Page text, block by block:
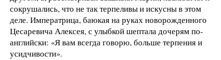
сокрушались, что не так терпеливы и искусны в этом
деле. Императрица, баюкая на руках новорожденного
Цесаревича Алексея, с улыбкой шептала дочерям по-
английски: «Я вам всегда говорю, больше терпения и
усидчивости».